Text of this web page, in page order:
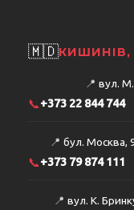
🇲🇩
📍 вул. М.
📞+373 22 844 744
📍 бул. Москва,
📞+373 79 874 111
📍 вул. К.